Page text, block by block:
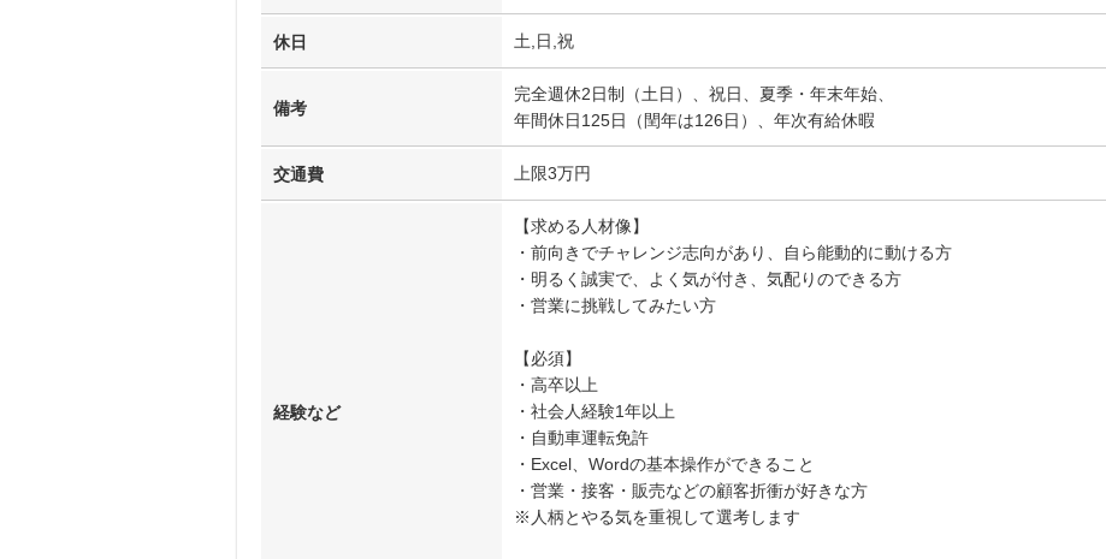
休日 土,日,祝
備考
完全週休2日制（土日）、祝日、夏季・年末年始、
年間休日125日（閏年は126日）、年次有給休暇
交通費 上限3万円
経験など
【求める人材像】
・前向きでチャレンジ志向があり、自ら能動的に動ける方
・明るく誠実で、よく気が付き、気配りのできる方
・営業に挑戦してみたい方
【必須】
・高卒以上
・社会人経験1年以上
・自動車運転免許
・Excel、Wordの基本操作ができること
・営業・接客・販売などの顧客折衝が好きな方
※人柄とやる気を重視して選考します